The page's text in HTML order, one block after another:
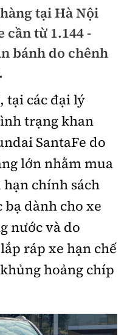
tại Hà Nội
cần từ 1.144 -
bánh do chênh
tại các đại lý
trạng khan
SantaFe do
lớn nhằm mua
chính sách
dành cho xe
nước và do
ráp xe hạn chế
hoảng chíp